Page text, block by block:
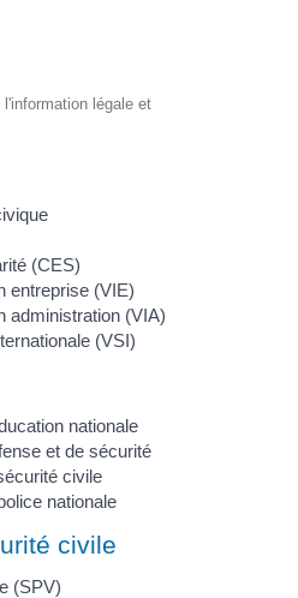
légale et
(CES)
entreprise (VIE)
administration (VIA)
(VSI)
nationale
et de sécurité
civile
nationale
civile
(SPV)